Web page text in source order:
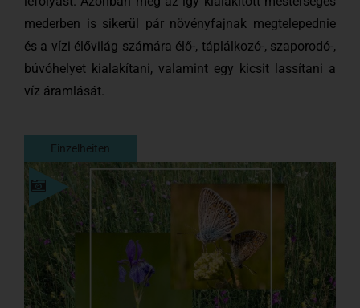
mederben is sikerül pár növényfajnak megtelepednie
és a vízi élővilág számára élő-, táplálkozó-, szaporodó-,
búvóhelyet kialakítani, valamint egy kicsit lassítani a
víz áramlását.
Einzelheiten
Einzelheiten